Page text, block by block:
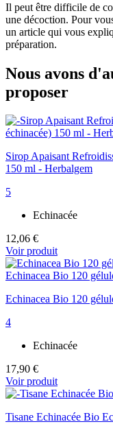
Il peut être difficile de
une décoction. Pour
un article qui vous
préparation.
Nous avons
proposer
Sirop Apaisant
150 ml - Herbalgem
5
Echinacée
12,06 €
Voir produit
Echinacea Bio 120
4
Echinacée
17,90 €
Voir produit
Tisane Echinacée Bio